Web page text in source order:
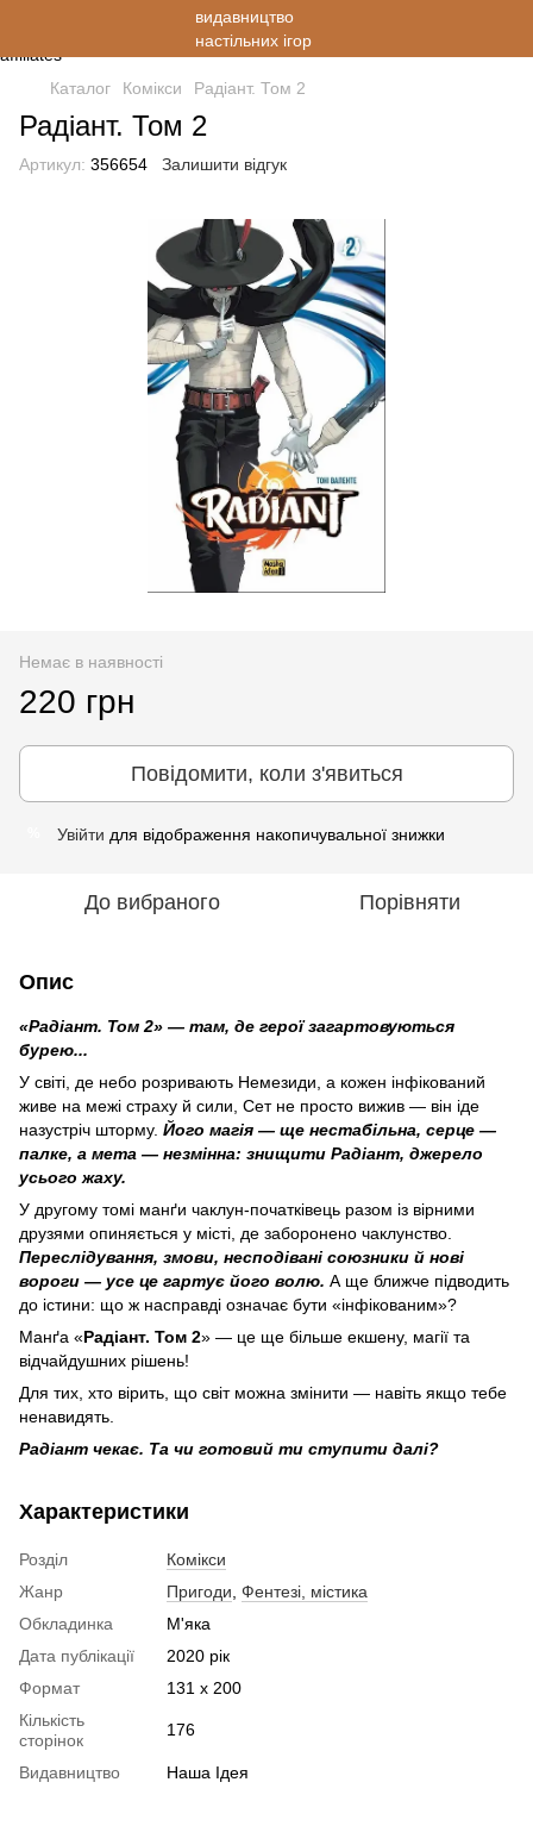
Каталог Комікси Радіант. Том 2
Радіант. Том 2
Артикул: 356654 Залишити відгук
Немає в наявності
220 грн
Повідомити, коли з'явиться
Увійти для відображення накопичувальної знижки
До вибраного Порівняти
Опис
«Радіант. Том 2» — там, де герої загартовуються
бурею...
У світі, де небо розривають Немезиди, а кожен інфікований
живе на межі страху й сили, Сет не просто вижив — він іде
назустріч шторму. Його магія — ще нестабільна, серце —
палке, а мета — незмінна: знищити Радіант, джерело
усього жаху.
У другому томі манґи чаклун-початківець разом із вірними
друзями опиняється у місті, де заборонено чаклунство.
Переслідування, змови, несподівані союзники й нові
вороги — усе це гартує його волю. А ще ближче підводить
до істини: що ж насправді означає бути «інфікованим»?
Манґа «Радіант. Том 2» — це ще більше екшену, магії та
відчайдушних рішень!
Для тих, хто вірить, що світ можна змінити — навіть якщо тебе
ненавидять.
Радіант чекає. Та чи готовий ти ступити далі?
Характеристики
Розділ
Комікси
Жанр
Пригоди Фентезі, містика
Обкладинка
М'яка
Дата публікації
2020 рік
Формат
131 х 200
Кількість
сторінок
176
Видавництво Наша Ідея